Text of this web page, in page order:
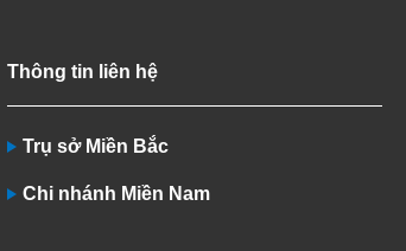
Thông tin liên hệ
Trụ sở Miền Bắc
Chi nhánh Miền Nam